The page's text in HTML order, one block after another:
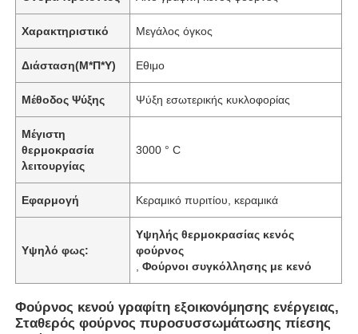
Χαρακτηριστικό Μεγάλος όγκος
Διάσταση(Μ*Π*Υ) Εθιμο
Μέθοδος Ψύξης Ψύξη εσωτερικής κυκλοφορίας
Μέγιστη
θερμοκρασία
λειτουργίας
3000 ° C
Εφαρμογή Κεραμικό πυριτίου, κεραμικά
Υψηλό φως:
Υψηλής θερμοκρασίας κενός
φούρνος
,Φούρνοι συγκόλλησης με κενό
Φούρνος κενού γραφίτη εξοικονόμησης ενέργειας,
Σταθερός φούρνος πυροσυσσωμάτωσης πίεσης